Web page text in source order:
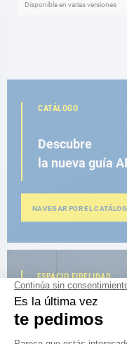
Disponible en varias versiones
CATÁLOGO
Descubre
la nueva guía
NAVEGAR POR EL
ESPACIO FIDELIDAD
¿Eres
Benefíciate de